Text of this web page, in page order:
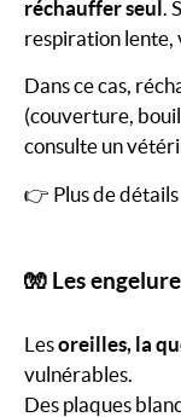
réchauffer seul.
respiration lente,
Dans ce cas,
(couverture,
consulte un
👉 Plus de détails
🧤 Les
Lesoreilles, la
vulnérables.
Des plaques